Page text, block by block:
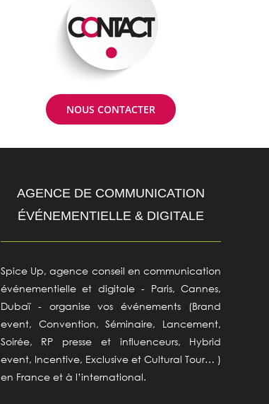
NOUS CONTACTER
AGENCE DE COMMUNICATION
ÉVÉNEMENTIELLE & DIGITALE
Spice Up, agence conseil en communication
événementielle et digitale - Paris, Cannes,
Dubaï - organise vos événements (Brand
event, Convention, Séminaire, Lancement,
Soirée, RP presse et influenceurs, Hybrid
event, Incentive, Exclusive et Cultural Tour… )
en France et à l’international.